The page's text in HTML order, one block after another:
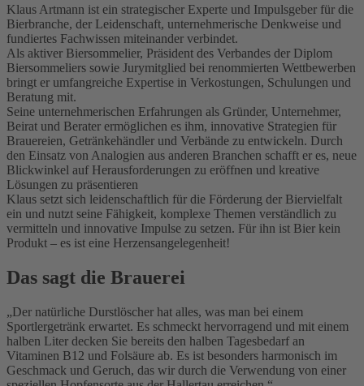
Klaus Artmann ist ein strategischer Experte und Impulsgeber für die
Bierbranche, der Leidenschaft, unternehmerische Denkweise und
fundiertes Fachwissen miteinander verbindet.
Als aktiver Biersommelier, Präsident des Verbandes der Diplom
Biersommeliers sowie Jurymitglied bei renommierten Wettbewerben
bringt er umfangreiche Expertise in Verkostungen, Schulungen und
Beratung mit.
Seine unternehmerischen Erfahrungen als Gründer, Unternehmer,
Beirat und Berater ermöglichen es ihm, innovative Strategien für
Brauereien, Getränkehändler und Verbände zu entwickeln. Durch
den Einsatz von Analogien aus anderen Branchen schafft er es, neue
Blickwinkel auf Herausforderungen zu eröffnen und kreative
Lösungen zu präsentieren
Klaus setzt sich leidenschaftlich für die Förderung der Biervielfalt
ein und nutzt seine Fähigkeit, komplexe Themen verständlich zu
vermitteln und innovative Impulse zu setzen. Für ihn ist Bier kein
Produkt – es ist eine Herzensangelegenheit!
Das sagt die Brauerei
Der natürliche Durstlöscher hat alles, was man bei einem
Sportlergetränk erwartet. Es schmeckt hervorragend und mit einem
halben Liter decken Sie bereits den halben Tagesbedarf an
Vitaminen B12 und Folsäure ab. Es ist besonders harmonisch im
Geschmack und Geruch, das wir durch die Verwendung von einer